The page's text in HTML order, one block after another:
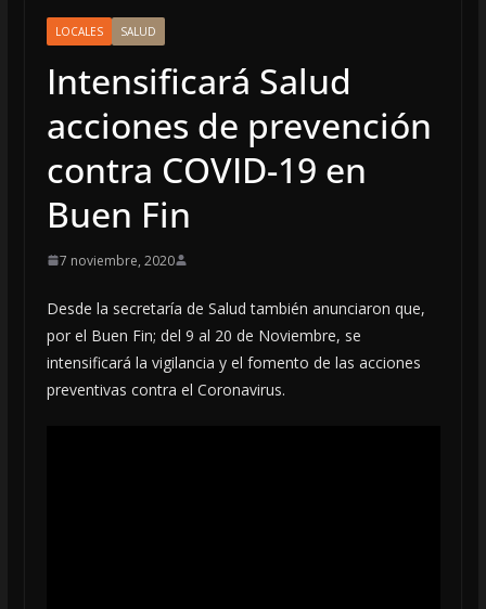
LOCALES SALUD
Intensificará Salud
acciones de prevención
contra COVID-19 en
Buen Fin
7 noviembre, 2020
Desde la secretaría de Salud también anunciaron que,
por el Buen Fin; del 9 al 20 de Noviembre, se
intensificará la vigilancia y el fomento de las acciones
preventivas contra el Coronavirus.